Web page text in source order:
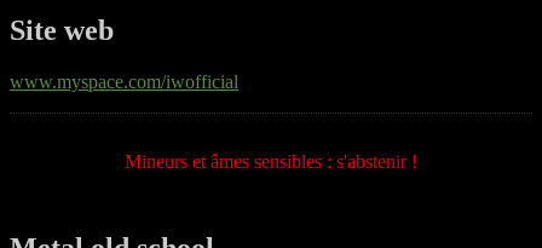
Site web
www.myspace.com/iwofficial
Mineurs et âmes sensibles : s'abstenir !